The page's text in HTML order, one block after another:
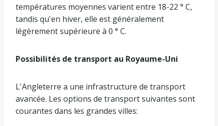
températures moyennes varient entre 18-22 ° C,
tandis qu'en hiver, elle est généralement
légèrement supérieure à 0 ° C.
Possibilités de transport au Royaume-Uni
L'Angleterre a une infrastructure de transport
avancée. Les options de transport suivantes sont
courantes dans les grandes villes: